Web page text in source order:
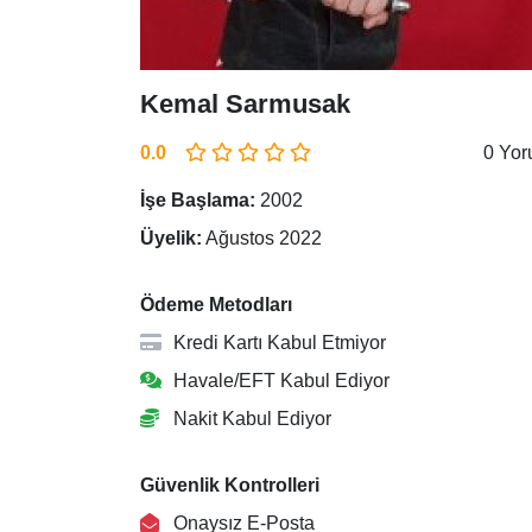
Kemal Sarmusak
0.0 0
İşe Başlama: 2002
Üyelik: Ağustos 2022
Ödeme Metodları
Kredi Kartı Kabul Etmiyor
Havale/EFT Kabul Ediyor
Nakit Kabul Ediyor
Güvenlik Kontrolleri
Onaysız E-Posta